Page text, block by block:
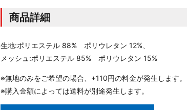
商品詳細
生地:ポリエステル 88% ポリウレタン 12%、
メッシュ:ポリエステル 85% ポリウレタン 15%
※無地のみをご希望の場合、+110円の料金が発生します。
※購入金額によっては送料が別途発生します。